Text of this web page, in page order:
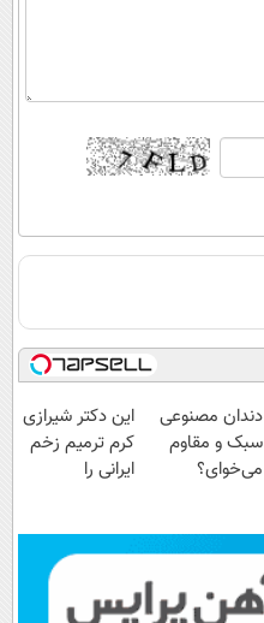
دندان مصنوعی
سبک و مقاوم
می‌خوای؟
📍تهران
این دکتر شیرازی
کرم ترمیم زخم
ایرانی را